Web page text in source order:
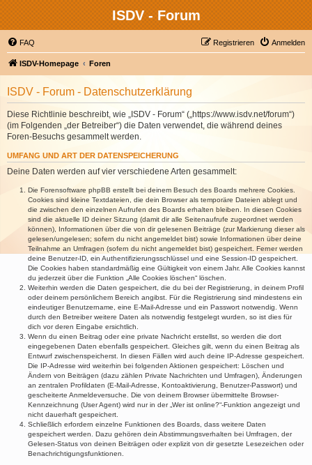
ISDV - Forum
FAQ Anmelden
Registrieren
ISDV-Homepage Foren
ISDV - Forum - Datenschutzerklärung
Diese Richtlinie beschreibt, wie „ISDV - Forum“ („https://www.isdv.net/forum“)
(im Folgenden „der Betreiber“) die Daten verwendet, die während deines
Foren-Besuchs gesammelt werden.
UMFANG UND ART DER DATENSPEICHERUNG
Deine Daten werden auf vier verschiedene Arten gesammelt:
Die Forensoftware phpBB erstellt bei deinem Besuch des Boards mehrere Cookies.
Cookies sind kleine Textdateien, die dein Browser als temporäre Dateien ablegt und
die zwischen den einzelnen Aufrufen des Boards erhalten bleiben. In diesen Cookies
sind die aktuelle ID deiner Sitzung (damit dir alle Seitenaufrufe zugeordnet werden
können), Informationen über die von dir gelesenen Beiträge (zur Markierung dieser als
gelesen/ungelesen; sofern du nicht angemeldet bist) sowie Informationen über deine
Teilnahme an Umfragen (sofern du nicht angemeldet bist) gespeichert. Ferner werden
deine Benutzer-ID, ein Authentifizierungsschlüssel und eine Session-ID gespeichert.
Die Cookies haben standardmäßig eine Gültigkeit von einem Jahr. Alle Cookies kannst
du jederzeit über die Funktion „Alle Cookies löschen“ löschen.
Weiterhin werden die Daten gespeichert, die du bei der Registrierung, in deinem Profil
oder deinem persönlichem Bereich angibst. Für die Registrierung sind mindestens ein
eindeutiger Benutzername, eine E-Mail-Adresse und ein Passwort notwendig. Wenn
durch den Betreiber weitere Daten als notwendig festgelegt wurden, so ist dies für
dich vor deren Eingabe ersichtlich.
Wenn du einen Beitrag oder eine private Nachricht erstellst, so werden die dort
eingegebenen Daten ebenfalls gespeichert. Gleiches gilt, wenn du einen Beitrag als
Entwurf zwischenspeicherst. In diesen Fällen wird auch deine IP-Adresse gespeichert.
Die IP-Adresse wird weiterhin bei folgenden Aktionen gespeichert: Löschen und
Ändern von Beiträgen (dazu zählen Private Nachrichten und Umfragen), Änderungen
an zentralen Profildaten (E-Mail-Adresse, Kontoaktivierung, Benutzer-Passwort) und
gescheiterte Anmeldeversuche. Die von deinem Browser übermittelte Browser-
Kennzeichnung (User Agent) wird nur in der „Wer ist online?“-Funktion angezeigt und
nicht dauerhaft gespeichert.
Schließlich erfordern einzelne Funktionen des Boards, dass weitere Daten
gespeichert werden. Dazu gehören dein Abstimmungsverhalten bei Umfragen, der
Gelesen-Status von deinen Beiträgen oder explizit von dir gesetzte Lesezeichen oder
Benachrichtigungsfunktionen.